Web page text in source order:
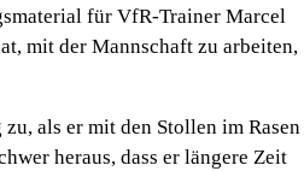
für VfR-Trainer Marcel
mit der Mannschaft zu arbeiten,
als er mit den Stollen im Rasen
heraus, dass er längere Zeit